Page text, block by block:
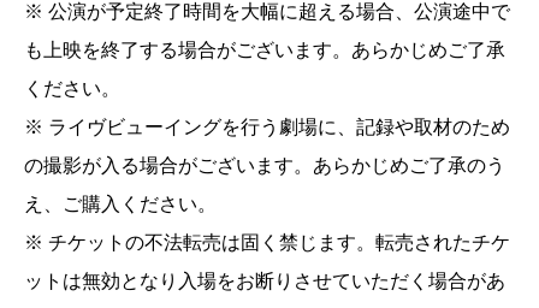
※ 公演が予定終了時間を大幅に超える場合、公演途中で
も上映を終了する場合がございます。あらかじめご了承
ください。
※ ライヴビューイングを行う劇場に、記録や取材のため
の撮影が入る場合がございます。あらかじめご了承のう
え、ご購入ください。
※ チケットの不法転売は固く禁じます。転売されたチケ
ットは無効となり入場をお断りさせていただく場合があ